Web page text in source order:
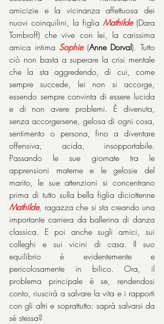
amicizie e la vicinanza affettuosa dei
nuovi coinquilini, la figlia Mathilde (Dara
Tombroff) che vive con lei, la carissima
amica intima Sophie (Anne Dorval). Tutto
ciò non basta a superare la crisi mentale
che la sta aggredendo, di cui, come
sempre succede, lei non si accorge,
essendo sempre convinta di essere lucida
e di non avere problemi. È divenuta,
senza accorgersene, gelosa di ogni cosa,
sentimento o persona, fino a diventare
offensiva, acida, insopportabile.
Passando le sue giornate tra le
apprensioni materne e le gelosie del
marito, le sue attenzioni si concentrano
Mathilde, ragazza che si sta creando una
importante carriera da ballerina di danza
classica. E poi anche sugli amici, sui
colleghi e sui vicini di casa. Il suo
equilibrio è evidentemente e
pericolosamente in bilico. Ora, il
problema principale è se, rendendosi
conto, riuscirà a salvare la vita e i rapporti
con gli altri e soprattutto: saprà salvarsi da
sé stessa?